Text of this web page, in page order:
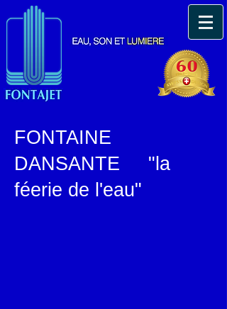
FONTAINE
DANSANTE
"la
féerie de l'eau"